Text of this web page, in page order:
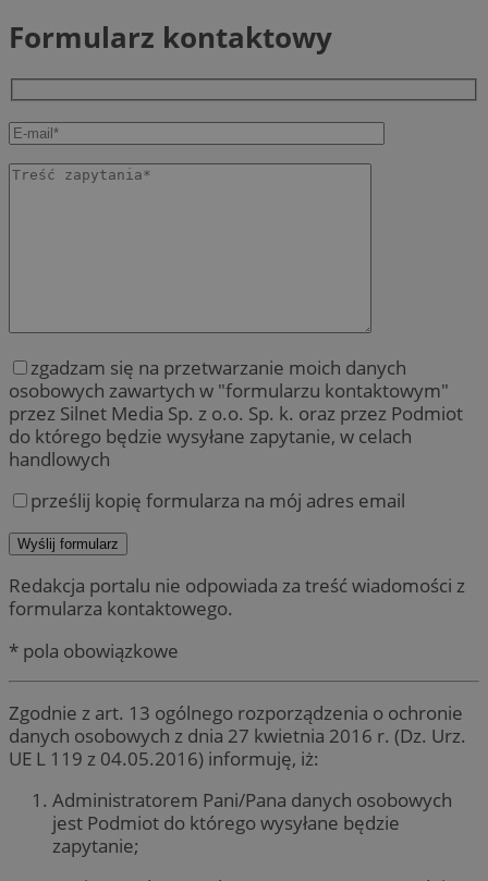
Formularz kontaktowy
zgadzam się na przetwarzanie moich danych
osobowych zawartych w "formularzu kontaktowym"
przez Silnet Media Sp. z o.o. Sp. k. oraz przez Podmiot
do którego będzie wysyłane zapytanie, w celach
handlowych
prześlij kopię formularza na mój adres email
Redakcja portalu nie odpowiada za treść wiadomości z
formularza kontaktowego.
* pola obowiązkowe
Zgodnie z art. 13 ogólnego rozporządzenia o ochronie
danych osobowych z dnia 27 kwietnia 2016 r. (Dz. Urz.
UE L 119 z 04.05.2016) informuję, iż:
Administratorem Pani/Pana danych osobowych
jest Podmiot do którego wysyłane będzie
zapytanie;